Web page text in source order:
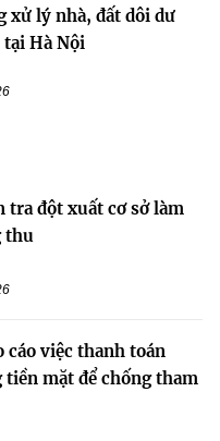
xử lý nhà, đất dôi dư
tại Hà Nội
tra đột xuất cơ sở làm
thu
cáo việc thanh toán
tiền mặt để chống tham